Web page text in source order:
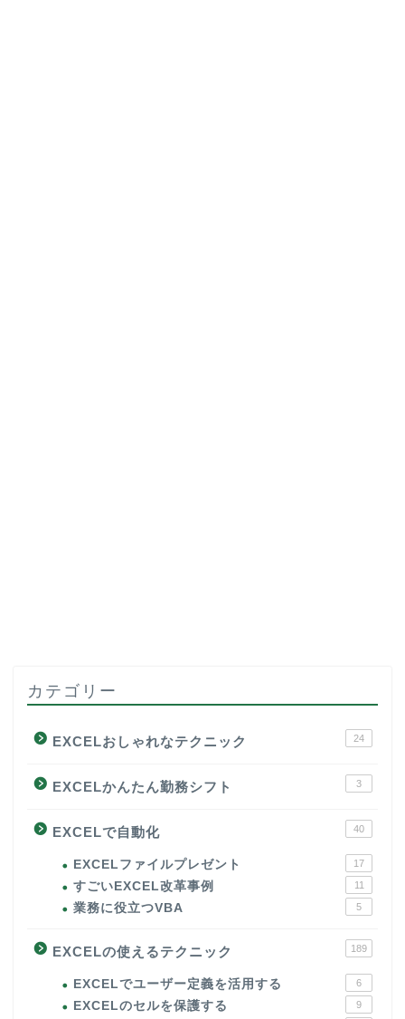
カテゴリー
EXCELおしゃれなテクニック 24
EXCELかんたん勤務シフト 3
EXCELで自動化 40
EXCELファイルプレゼント 17
すごいEXCEL改革事例 11
業務に役立つVBA 5
EXCELの使えるテクニック 189
EXCELでユーザー定義を活用する 6
EXCELのセルを保護する 9